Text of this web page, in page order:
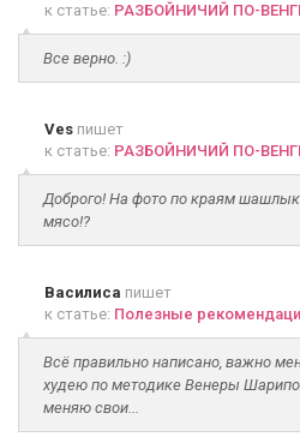
к статье: РАЗБОЙНИЧИЙ ПО-
Все верно. :)
Ves пишет
к статье: РАЗБОЙНИЧИЙ ПО-
Доброго! На фото по краям
мясо!?
Василиса пишет
к статье: Полезные
Всё правильно написано, важно
худею по методике Венеры
меняю свои...